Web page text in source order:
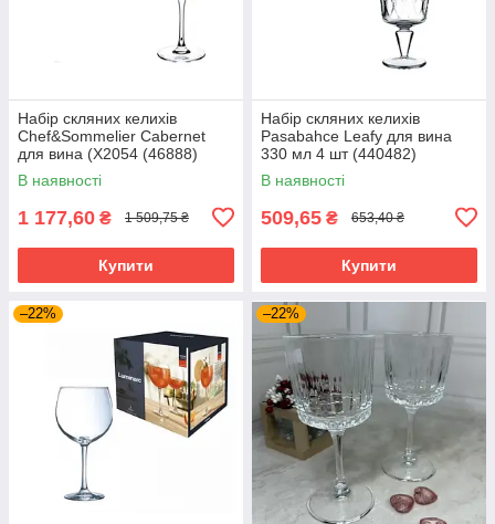
Набір скляних келихів
Chef&Sommelier Cabernet
для вина (X2054 (46888)
В наявності
1 177,60 ₴ 1 509,75 ₴
Купити
Набір скляних келихів
Pasabahce Leafy для вина
330 мл 4 шт (440482)
В наявності
509,65 ₴ 653,40 ₴
Купити
–22% –22%